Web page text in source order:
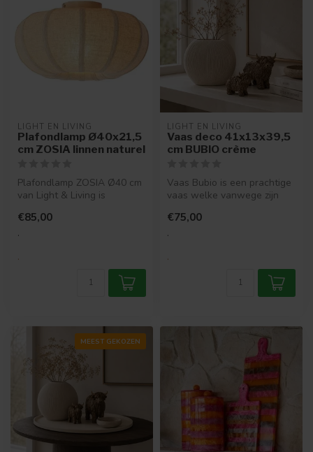
LIGHT EN LIVING
Plafondlamp Ø40x21,5
cm ZOSIA linnen naturel
Plafondlamp ZOSIA Ø40 cm
van Light & Living is
Een w...
€85,00
.
.
LIGHT EN LIVING
Vaas deco 41x13x39,5
cm BUBIO crème
Vaas Bubio is een prachtige
vaas welke vanwege zijn
€75,00
.
.
MEEST GEKOZEN